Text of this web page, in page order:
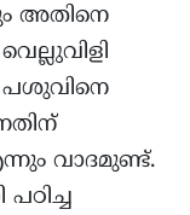
അതിനെ
വാദമുണ്ട്.